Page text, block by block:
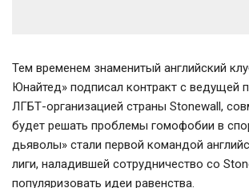
Тем временем знаменитый английский
Юнайтед» подписал контракт с ведущей
ЛГБТ-организацией страны Stonewall,
будет решать проблемы гомофобии в
дьяволы» стали первой командой
лиги, наладившей сотрудничество со
популяризовать идеи равенства.